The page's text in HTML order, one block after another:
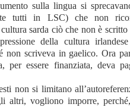
sulla lingua si
tutti in LSC) che non
cultura sarda ciò che non è
della cultura
non scriveva in gaelico. Ora
per essere finanziata, deva
non si limitano
altri, vogliono imporre,